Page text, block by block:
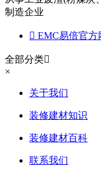
制造企业
 EMC易倍官方
全部分类
×
关于我们
装修建材知识
装修建材百科
联系我们